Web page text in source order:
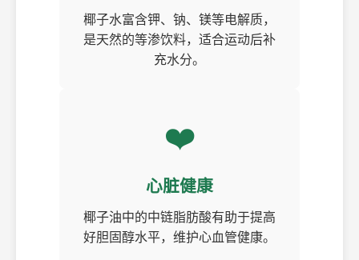
椰子水富含钾、钠、镁等电解质，
是天然的等渗饮料，适合运动后补
充水分。
❤️
心脏健康
椰子油中的中链脂肪酸有助于提高
好胆固醇水平，维护心血管健康。